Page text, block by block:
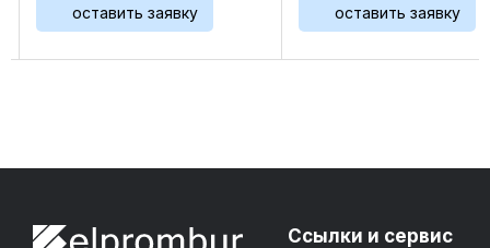
оставить заявку оставить заявку
Ссылки и сервис